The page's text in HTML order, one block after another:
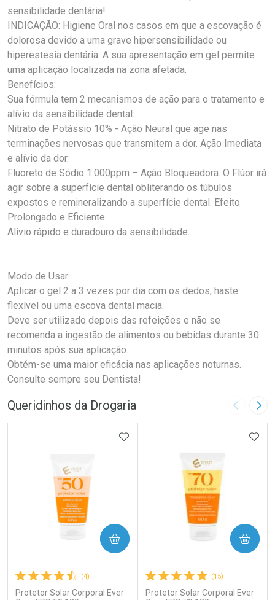
sensibilidade dentária!
INDICAÇÃO: Higiene Oral nos casos em que a escovação é
dolorosa devido a uma grave hipersensibilidade ou
hiperestesia dentária. A sua apresentação em gel permite
uma aplicação localizada na zona afetada.
Benefícios:
Sua fórmula tem 2 mecanismos de ação para o tratamento e
alívio da sensibilidade dental:
Nitrato de Potássio 10% - Ação Neural que age nas
terminações nervosas que transmitem a dor. Ação Imediata
e alívio da dor.
Fluoreto de Sódio 1.000ppm – Ação Bloqueadora. O Flúor irá
agir sobre a superfície dental obliterando os túbulos
expostos e remineralizando a superfície dental. Efeito
Prolongado e Eficiente.
Alívio rápido e duradouro da sensibilidade.
Modo de Usar:
Aplicar o gel 2 a 3 vezes por dia com os dedos, haste
flexível ou uma escova dental macia.
Deve ser utilizado depois das refeições e não se
recomenda a ingestão de alimentos ou bebidas durante 30
minutos após sua aplicação.
Obtém-se uma maior eficácia nas aplicações noturnas.
Consulte sempre seu Dentista!
Queridinhos da Drogaria Imagem
(4)
Protetor Solar Corporal Ever
ADICIONAR AOS FAVORITOS
COMPRAR
(15)
Protetor Solar Corporal Ever
COMPRAR